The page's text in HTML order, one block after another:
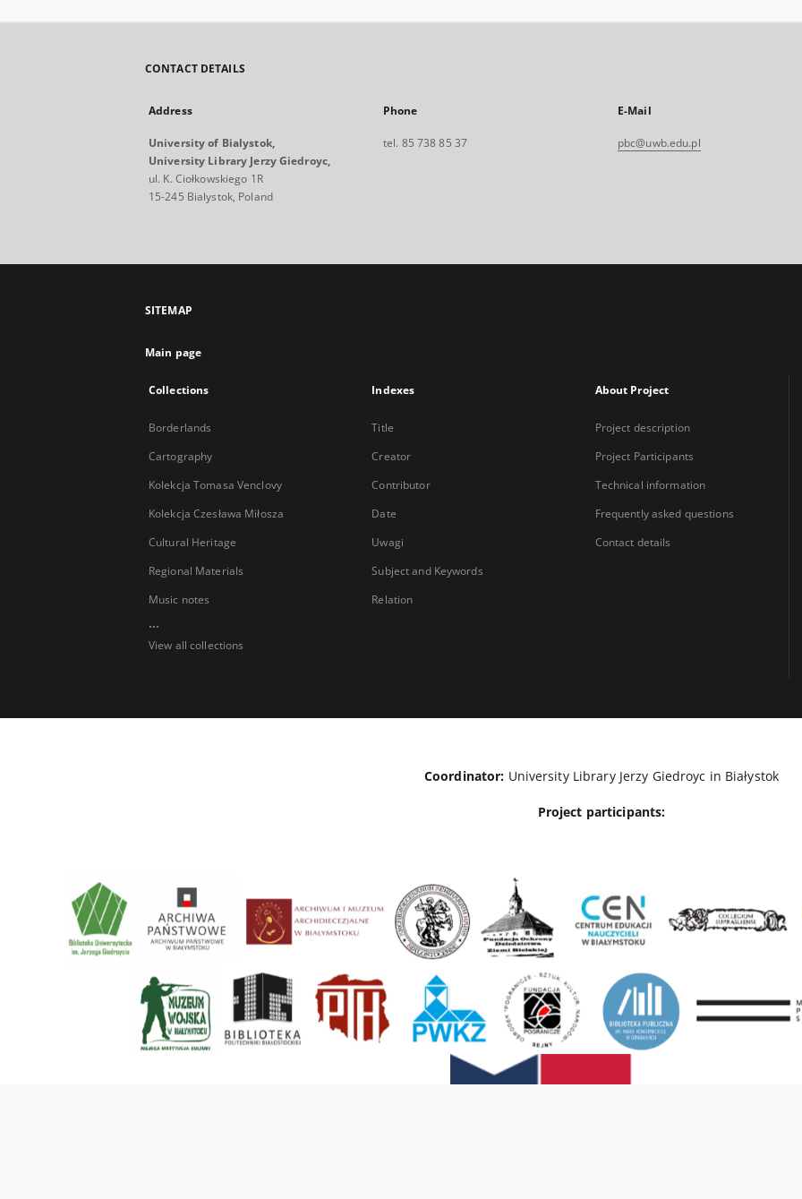
CONTACT DETAILS
Address
University of Bialystok,
University Library Jerzy Giedroyc,
ul. K. Ciołkowskiego 1R
15-245 Bialystok, Poland
Phone
tel. 85 738 85 37
E-Mail
pbc@uwb.edu.pl
SITEMAP
Main page
Collections
Borderlands
Cartography
Kolekcja Tomasa Venclovy
Kolekcja Czesława Miłosza
Cultural Heritage
Regional Materials
Music notes
...
View all collections
Indexes
Title
Creator
Contributor
Date
Uwagi
Subject and Keywords
Relation
About Project
Project description
Project Participants
Technical information
Frequently asked questions
Contact details
Coordinator: University Library Jerzy Giedroyc in Białystok
Project participants: